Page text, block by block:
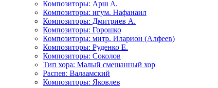
Композиторы: Арш А.
Композиторы: игум. Нафанаил
Композиторы: Дмитриев А.
Композиторы: Горошко
Композиторы: митр. Иларион (Алфеев)
Композиторы: Руденко Е.
Композиторы: Соколов
Тип хора: Малый смешанный хор
Распев: Валаамский
Композиторы: Яковлев